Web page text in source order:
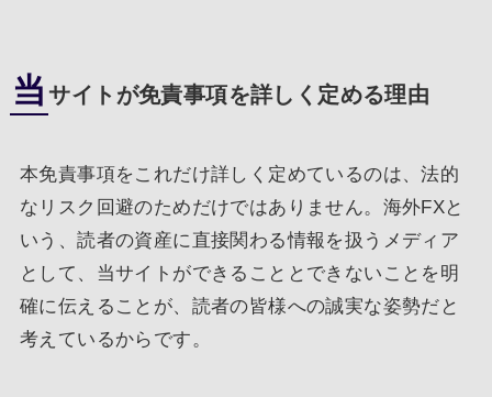
当 サイトが免責事項を詳しく定める理由
本免責事項をこれだけ詳しく定めているのは、法的
なリスク回避のためだけではありません。海外FXと
いう、読者の資産に直接関わる情報を扱うメディア
として、当サイトができることとできないことを明
確に伝えることが、読者の皆様への誠実な姿勢だと
考えているからです。